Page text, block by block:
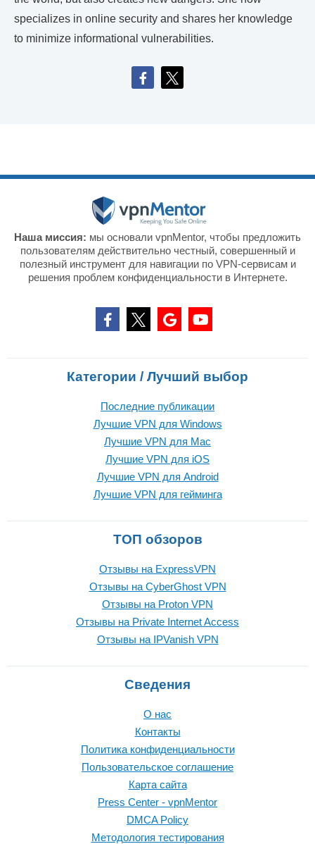
specializes in online security and shares her knowledge
to minimize informational vulnerabilities.
Наша миссия: мы основали vpnMentor, чтобы предложить
пользователям действительно честный, совершенный и
полезный инструмент для навигации по VPN-сервисам и
решения проблем конфиденциальности в Интернете.
Категории / Лучший выбор
Последние публикации
Лучшие VPN для Windows
Лучшие VPN для Mac
Лучшие VPN для iOS
Лучшие VPN для Android
Лучшие VPN для гейминга
ТОП обзоров
Отзывы на ExpressVPN
Отзывы на CyberGhost VPN
Отзывы на Proton VPN
Отзывы на Private Internet Access
Отзывы на IPVanish VPN
Сведения
О нас
Контакты
Политика конфиденциальности
Пользовательское соглашение
Карта сайта
Press Center - vpnMentor
DMCA Policy
Методология тестирования